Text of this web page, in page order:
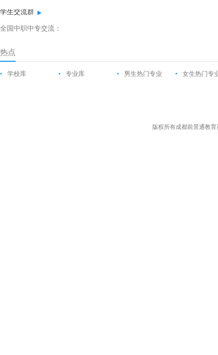
学生交流群
全国中职中专交流：
热点
• 学校库 • 专业库 • 男生热门专业 • 女生热门专
版权所有成都前景通教